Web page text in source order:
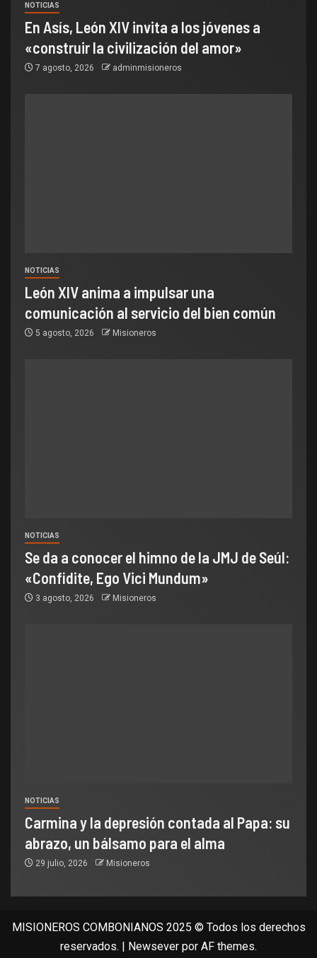
NOTICIAS
En Asís, León XIV invita a los jóvenes a
«construir la civilización del amor»
7 agosto, 2026 adminmisioneros
NOTICIAS
León XIV anima a impulsar una
comunicación al servicio del bien común
5 agosto, 2026 Misioneros
NOTICIAS
Se da a conocer el himno de la JMJ de Seúl:
«Confidite, Ego Vici Mundum»
3 agosto, 2026 Misioneros
NOTICIAS
Carmina y la depresión contada al Papa: su
abrazo, un bálsamo para el alma
29 julio, 2026 Misioneros
MISIONEROS COMBONIANOS 2025 © Todos los derechos
reservados. | Newsever por AF themes.